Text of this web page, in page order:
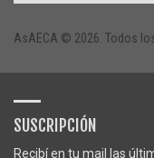
AsAECA © 2026. Todos
SUSCRIPCIÓN
Recibí en tu mail las